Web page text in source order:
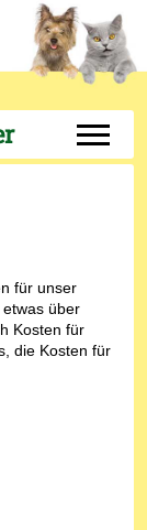
Off-
für unser
über
Kosten für
die Kosten für